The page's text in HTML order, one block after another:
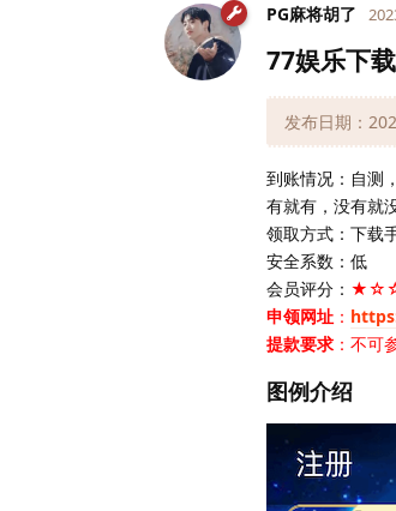
PG麻将胡了
77娱乐下
发布日期：
到账情况：自测
有就有，没有就
领取方式：下载
安全系数：低
会员评分：
申领网址 ：
提款要求 ：不可
图例介绍